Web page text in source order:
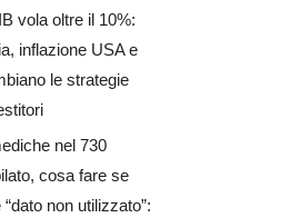
vola oltre il 10%:
inflazione USA e
le strategie
nel 730
cosa fare se
non utilizzato”: